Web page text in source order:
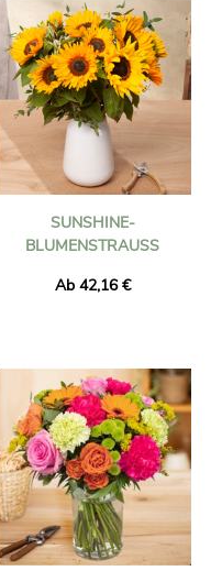
Adresse Ihrer Wahl
Ihr Blumenstrauß wird
an Feiertagen. Ganz
(Geburt,
vertrauen Sie für eine
Flower!
SUNSHINE-
BLUMENSTRAUSS
Ab 42,16 €